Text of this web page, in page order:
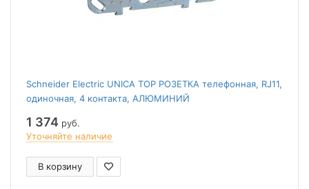
Schneider Electric UNICA TOP РОЗЕТКА телефонная, RJ11,
одиночная, 4 контакта, АЛЮМИНИЙ
1 374 руб.
Уточняйте наличие
В корзину